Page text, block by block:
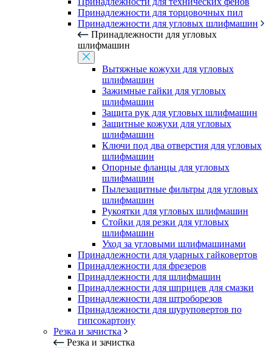
Принадлежности для торцовочных пил
Принадлежности для угловых шлифмашин
Принадлежности для угловых
шлифмашин
Вытяжные кожухи для угловых
шлифмашин
Зажимные гайки для угловых
шлифмашин
Защита рук для угловых шлифмашин
Защитные кожухи для угловых
шлифмашин
Ключи под два отверстия для угловых
шлифмашин
Опорные фланцы для угловых
шлифмашин
Пылезащитные фильтры для угловых
шлифмашин
Рукоятки для угловых шлифмашин
Стойки для резки для угловых
шлифмашин
Уход за угловыми шлифмашинами
Принадлежности для ударных гайковертов
Принадлежности для фрезеров
Принадлежности для шлифмашин
Принадлежности для шприцев для смазки
Принадлежности для штроборезов
Принадлежности для шуруповертов по
гипсокартону
Резка и зачистка
Резка и зачистка